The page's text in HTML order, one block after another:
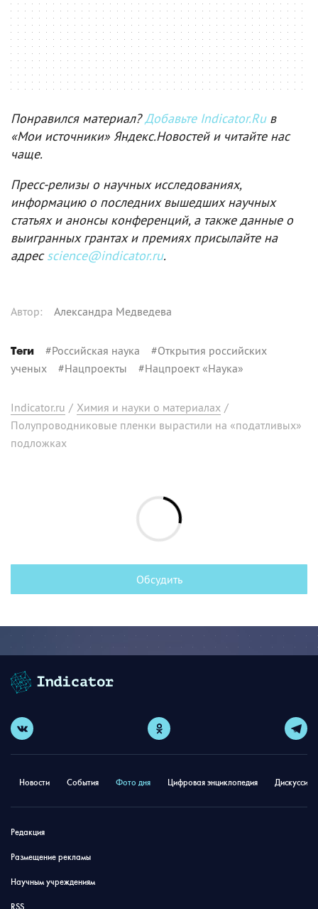
Понравился материал?Добавьте Indicator.Ruв
«Мои источники» Яндекс.Новостей и читайте нас
чаще.
Пресс-релизы о научных исследованиях,
информацию о последних вышедших научных
статьях и анонсы конференций, а также данные о
выигранных грантах и премиях присылайте на
адресscience@indicator.ru.
Автор: Александра Медведева
Теги #Российская наука #Открытия российских
ученых #Нацпроекты #Нацпроект «Наука»
Indicator.ru / Химия и науки о материалах /
Полупроводниковые пленки вырастили на «податливых»
подложках
Обсудить
Новости События Фото дня Цифровая энциклопедия
Редакция
Размещение рекламы
Научным учреждениям
RSS